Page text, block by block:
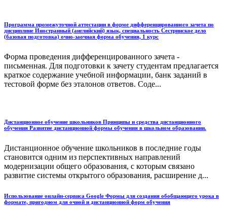
Программа промежуточной аттестации в форме дифференцированного зачета по
дисциплине Иностранный (английский) язык, специальность Сестринское дело
(базовая подготовка) очно-заочная форма обучения, 1 курс
Форма проведения дифференцированного зачета -
письменная. Для подготовки к зачету студентам предлагается
краткое содержание учебной информации, банк заданий в
тестовой форме без эталонов ответов. Соде...
Дистанционное обучение школьников Принципы и средства дистанционного
обучения Развитие дистанционной формы обучения в школьном образовании.
Дистанционное обучение школьников в последние годы
становится одним из перспективных направлений
модернизации общего образования, с которым связано
развитие системы открытого образования, расширение д...
Использование онлайн-сервиса Google Формы для создания обобщающего урока в
формате, пригодном для очной и дистанционной форм обучения